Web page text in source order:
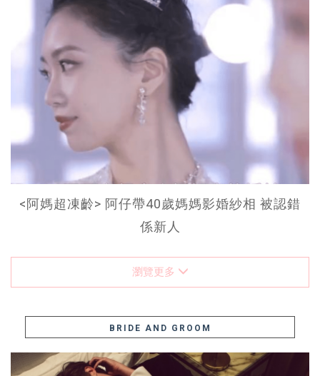
<阿媽超凍齡> 阿仔帶40歲媽媽影婚紗相 被認錯
係新人
瀏覽更多
BRIDE AND GROOM